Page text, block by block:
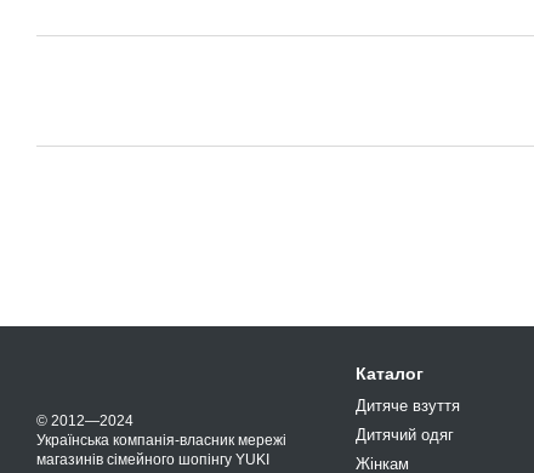
© 2012—2024
Українська компанія-власник мережі
магазинів сімейного шопінгу YUKI
Каталог
Дитяче взуття
Дитячий одяг
Жінкам